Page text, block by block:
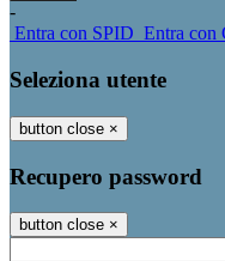
-
Entra con SPID Entra con
Seleziona utente
button close ×
Recupero password
button close ×